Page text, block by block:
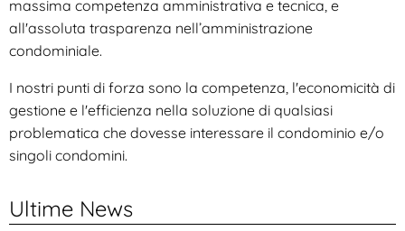
massima competenza amministrativa e tecnica, e
all'assoluta trasparenza nell’amministrazione
condominiale.
I nostri punti di forza sono la competenza, l'economicità di
gestione e l'efficienza nella soluzione di qualsiasi
problematica che dovesse interessare il condominio e/o
singoli condomini.
Ultime News